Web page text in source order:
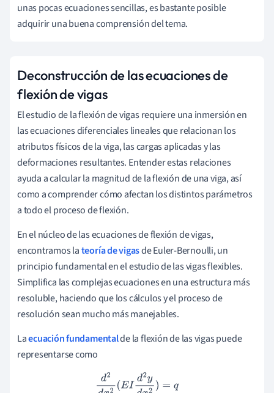
unas pocas ecuaciones sencillas, es bastante posible
adquirir una buena comprensión del tema.
Deconstrucción de las ecuaciones de
flexión de vigas
El estudio de la flexión de vigas requiere una inmersión en
las ecuaciones diferenciales lineales que relacionan los
atributos físicos de la viga, las cargas aplicadas y las
deformaciones resultantes. Entender estas relaciones
ayuda a calcular la magnitud de la flexión de una viga, así
como a comprender cómo afectan los distintos parámetros
a todo el proceso de flexión.
En el núcleo de las ecuaciones de flexión de vigas,
encontramos lateoría de vigasde Euler-Bernoulli, un
principio fundamental en el estudio de las vigas flexibles.
Simplifica las complejas ecuaciones en una estructura más
resoluble, haciendo que los cálculos y el proceso de
resolución sean mucho más manejables.
Laecuación fundamentalde la flexión de las vigas puede
representarse como
d2d x2(EId2yd x2 q